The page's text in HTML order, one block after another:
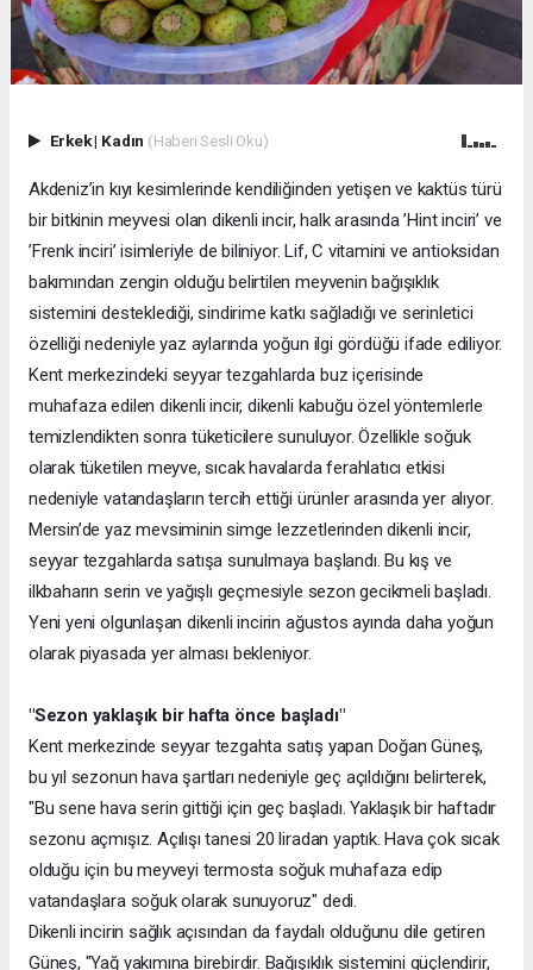
Erkek| Kadın (Haberi Sesli Oku)
Akdeniz’in kıyı kesimlerinde kendiliğinden yetişen ve kaktüs türü
bir bitkinin meyvesi olan dikenli incir, halk arasında ’Hint inciri’ ve
’Frenk inciri’ isimleriyle de biliniyor. Lif, C vitamini ve antioksidan
bakımından zengin olduğu belirtilen meyvenin bağışıklık
sistemini desteklediği, sindirime katkı sağladığı ve serinletici
özelliği nedeniyle yaz aylarında yoğun ilgi gördüğü ifade ediliyor.
Kent merkezindeki seyyar tezgahlarda buz içerisinde
muhafaza edilen dikenli incir, dikenli kabuğu özel yöntemlerle
temizlendikten sonra tüketicilere sunuluyor. Özellikle soğuk
olarak tüketilen meyve, sıcak havalarda ferahlatıcı etkisi
nedeniyle vatandaşların tercih ettiği ürünler arasında yer alıyor.
Mersin’de yaz mevsiminin simge lezzetlerinden dikenli incir,
seyyar tezgahlarda satışa sunulmaya başlandı. Bu kış ve
ilkbaharın serin ve yağışlı geçmesiyle sezon gecikmeli başladı.
Yeni yeni olgunlaşan dikenli incirin ağustos ayında daha yoğun
olarak piyasada yer alması bekleniyor.
"Sezon yaklaşık bir hafta önce başladı"
Kent merkezinde seyyar tezgahta satış yapan Doğan Güneş,
bu yıl sezonun hava şartları nedeniyle geç açıldığını belirterek,
"Bu sene hava serin gittiği için geç başladı. Yaklaşık bir haftadır
sezonu açmışız. Açılışı tanesi 20 liradan yaptık. Hava çok sıcak
olduğu için bu meyveyi termosta soğuk muhafaza edip
vatandaşlara soğuk olarak sunuyoruz" dedi.
Dikenli incirin sağlık açısından da faydalı olduğunu dile getiren
Güneş, "Yağ yakımına birebirdir. Bağışıklık sistemini güçlendirir,